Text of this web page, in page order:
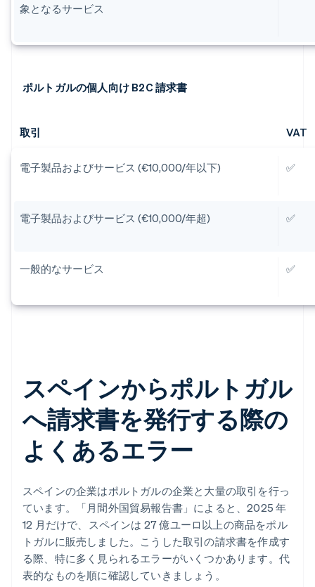
象となるサービス
ポルトガルの個人向け B2C 請求書
取引 VAT
電子製品およびサービス (€10,000/年以下) ✅
電子製品およびサービス (€10,000/年超) ✅
一般的なサービス ✅
スペインからポルトガル
へ請求書を発行する際の
よくあるエラー
スペインの企業はポルトガルの企業と大量の取引を行っ
ています。「月間外国貿易報告書」によると、2025 年
12 月だけで、スペインは 27 億ユーロ以上の商品をポル
トガルに販売しました。こうした取引の請求書を作成す
る際、特に多く見られるエラーがいくつかあります。代
表的なものを順に確認していきましょう。